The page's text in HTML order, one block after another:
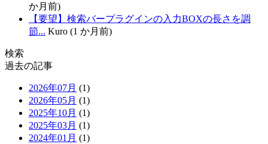
か月前)
【要望】検索バープラグインの入力BOXの長さを調
節... Kuro (1 か月前)
検索
過去の記事
2026年07月 (1)
2026年05月 (1)
2025年10月 (1)
2025年03月 (1)
2024年01月 (1)